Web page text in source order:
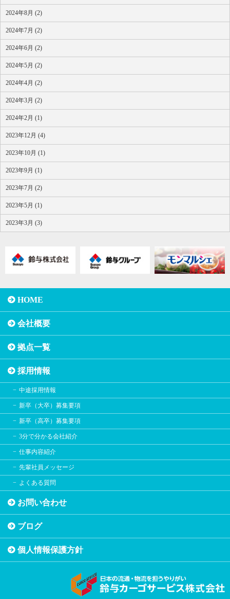
2024年8月 (2)
2024年7月 (2)
2024年6月 (2)
2024年5月 (2)
2024年4月 (2)
2024年3月 (2)
2024年2月 (1)
2023年12月 (4)
2023年10月 (1)
2023年9月 (1)
2023年7月 (2)
2023年5月 (1)
2023年3月 (3)
HOME
会社概要
拠点一覧
採用情報
中途採用情報
新卒（大卒）募集要項
新卒（高卒）募集要項
3分で分かる会社紹介
仕事内容紹介
先輩社員メッセージ
よくある質問
お問い合わせ
ブログ
個人情報保護方針